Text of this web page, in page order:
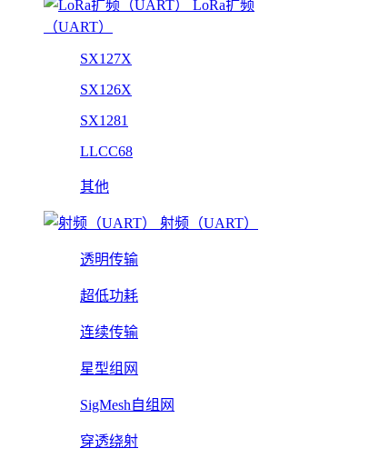
LoRa扩频
（UART）
SX127X
SX126X
SX1281
LLCC68
其他
射频（UART）
透明传输
超低功耗
连续传输
星型组网
SigMesh自组网
穿透绕射